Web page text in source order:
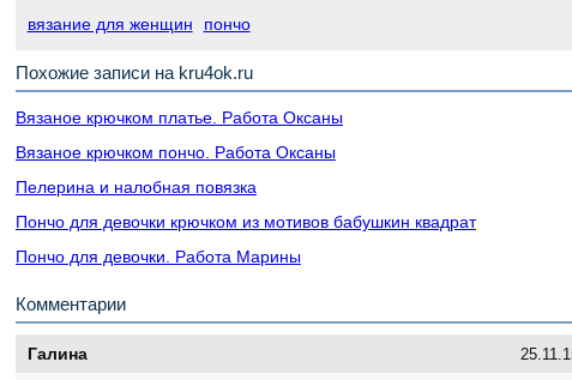
вязание для женщин пончо
Похожие записи на kru4ok.ru
Вязаное крючком платье. Работа Оксаны
Вязаное крючком пончо. Работа Оксаны
Пелерина и налобная повязка
Пончо для девочки крючком из мотивов бабушкин квадрат
Пончо для девочки. Работа Марины
Комментарии
Галина